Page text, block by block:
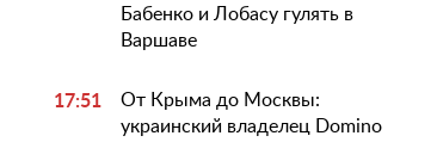
Бабенко и Лобасу гулять в
Варшаве
17:51
От Крыма до Москвы:
украинский владелец Domino